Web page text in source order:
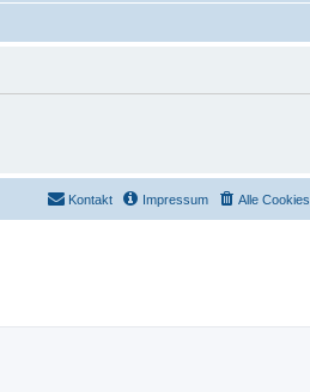
Alle
Impressum
Kontakt